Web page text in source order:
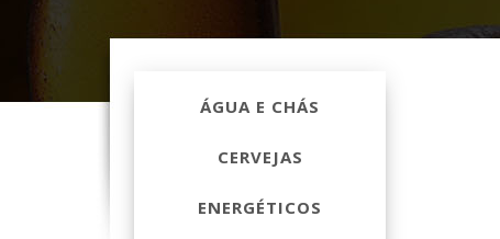
ÁGUA E CHÁS
CERVEJAS
ENERGÉTICOS